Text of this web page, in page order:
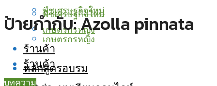
พืชเศรษฐกิจใหม่
เกษตรกรหญิง
ร้านค้า
พืชเศรษฐกิจใหม่
เกษตรกรหญิง
ร้านค้า
หลักสูตรอบรม
ป้ายกำกับ:Azolla pinnata
บทความ